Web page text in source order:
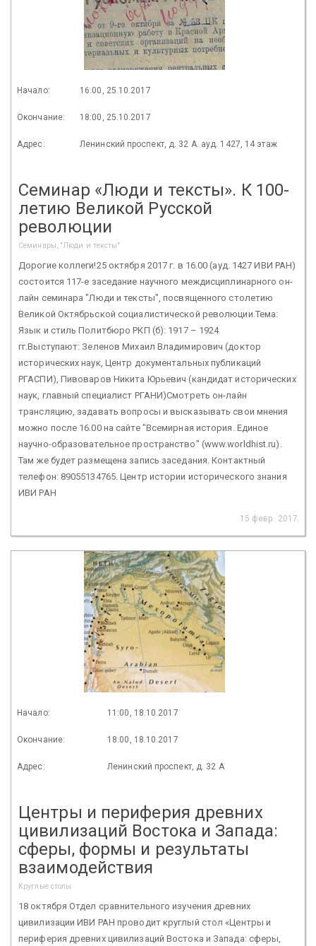
Начало: 16:00, 25.10.2017
Окончание: 18:00, 25.10.2017
Адрес: Ленинский проспект, д. 32 А. ауд. 1427, 14 этаж
Семинар «Люди и тексты». К 100-
летию Великой Русской
революции
Семинары, "Люди и тексты"
Дорогие коллеги!25 октября 2017 г. в 16.00 (ауд. 1427 ИВИ РАН)
состоится 117-е заседание научного междисциплинарного он-
лайн семинара "Люди и тексты", посвященного столетию
Великой Октябрьской социалистической революции.Тема:
Язык и стиль Политбюро РКП (б): 1917 – 1924
гг.Выступают: Зеленов Михаил Владимирович (доктор
исторических наук, Центр документальных публикаций
РГАСПИ), Пивоваров Никита Юрьевич (кандидат исторических
наук, главный специалист РГАНИ)Смотреть он-лайн
трансляцию, задавать вопросы и высказывать свои мнения
можно после 16.00 на сайте "Всемирная история. Единое
научно-образовательное пространство" (www.worldhist.ru).
Там же будет размещена запись заседания. Контактный
телефон: 89055134765. Центр истории исторического знания
ИВИ РАН
15 февр. 2017
Начало: 11:00, 18.10.2017
Окончание: 18:00, 18.10.2017
Адрес: Ленинский проспект, д. 32 А
Центры и периферия древних
цивилизаций Востока и Запада:
сферы, формы и результаты
взаимодействия
Круглые столы
18 октября Отдел сравнительного изучения древних
цивилизации ИВИ РАН проводит круглый стол «Центры и
периферия древних цивилизаций Востока и Запада: сферы,